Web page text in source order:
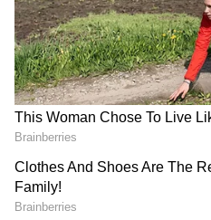
RECOMMENDED STORIES